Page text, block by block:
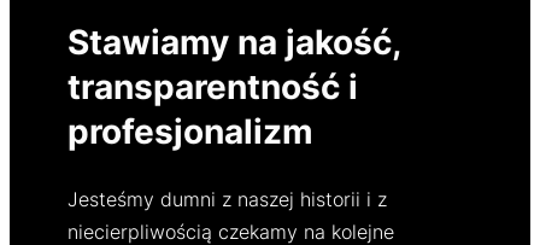
Stawiamy na jakość,
transparentność i
profesjonalizm
Jesteśmy dumni z naszej historii i z
niecierpliwością czekamy na kolejne